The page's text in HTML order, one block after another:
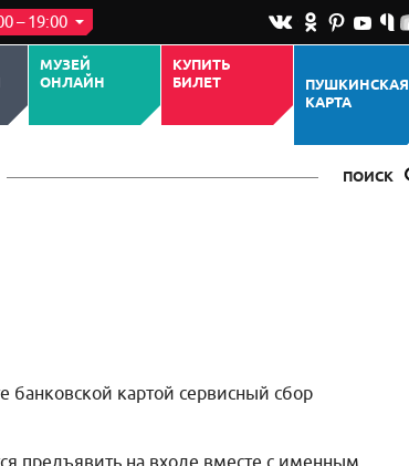
– 19:00
МУЗЕЙ
ОНЛАЙН
КУПИТЬ
БИЛЕТ
ПУШКИНСКАЯ
КАРТА
ПОИСК
банковской картой сервисный сбор